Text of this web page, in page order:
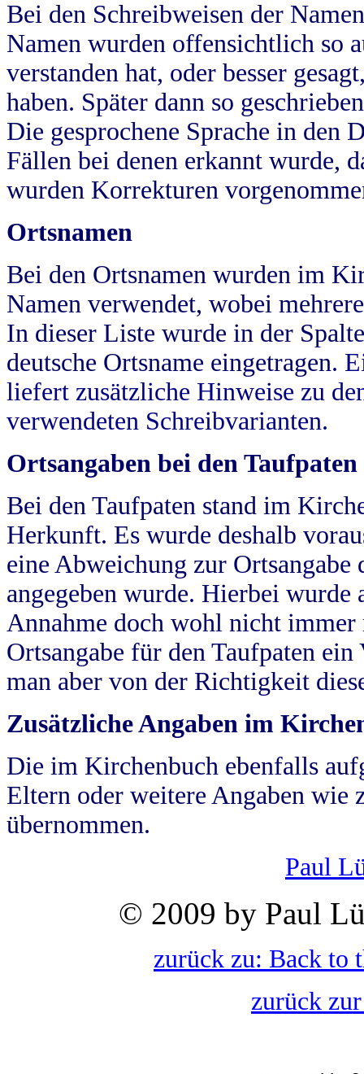
Bei den Schreibweisen der
Namen wurden offensichtlich so
verstanden hat, oder besser
haben. Später dann so
Die gesprochene Sprache in
Fällen bei denen erkannt wurde,
wurden Korrekturen
Ortsnamen
Bei den Ortsnamen wurden im
Namen verwendet, wobei
In dieser Liste wurde in der
deutsche Ortsname eingetragen.
liefert zusätzliche Hinweise zu
verwendeten Schreibvarianten.
Ortsangaben bei den Taufpaten
Bei den Taufpaten stand im
Herkunft. Es wurde deshalb
eine Abweichung zur
angegeben wurde. Hierbei wurde
Annahme doch wohl nicht
Ortsangabe für den Taufpaten
man aber von der Richtigkeit
Zusätzliche Angaben im
Die im Kirchenbuch ebenfalls
Eltern oder weitere Angaben wie
übernommen.
Paul
© 2009 by Paul
zurück zu: Back to
zurück